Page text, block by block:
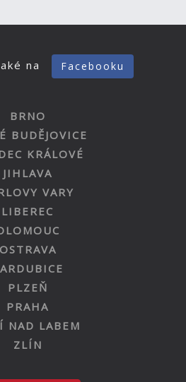
na Facebooku
BRNO
BUDĚJOVICE
KRÁLOVÉ
JIHLAVA
VARY
LIBEREC
OSTRAVA
PLZEŇ
PRAHA
NAD LABEM
ZLÍN